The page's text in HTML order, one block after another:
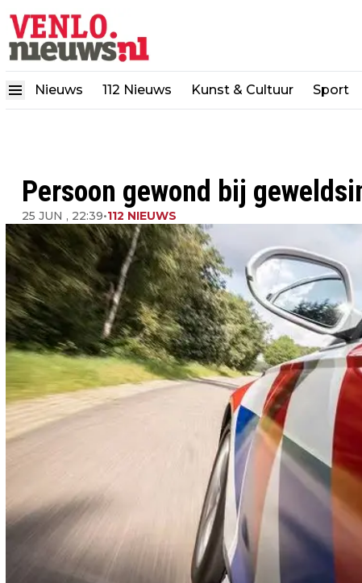
Nieuws 112 Nieuws Kunst & Cultuur Sport
Persoon gewond bij
25 JUN , 22:39•112 NIEUWS